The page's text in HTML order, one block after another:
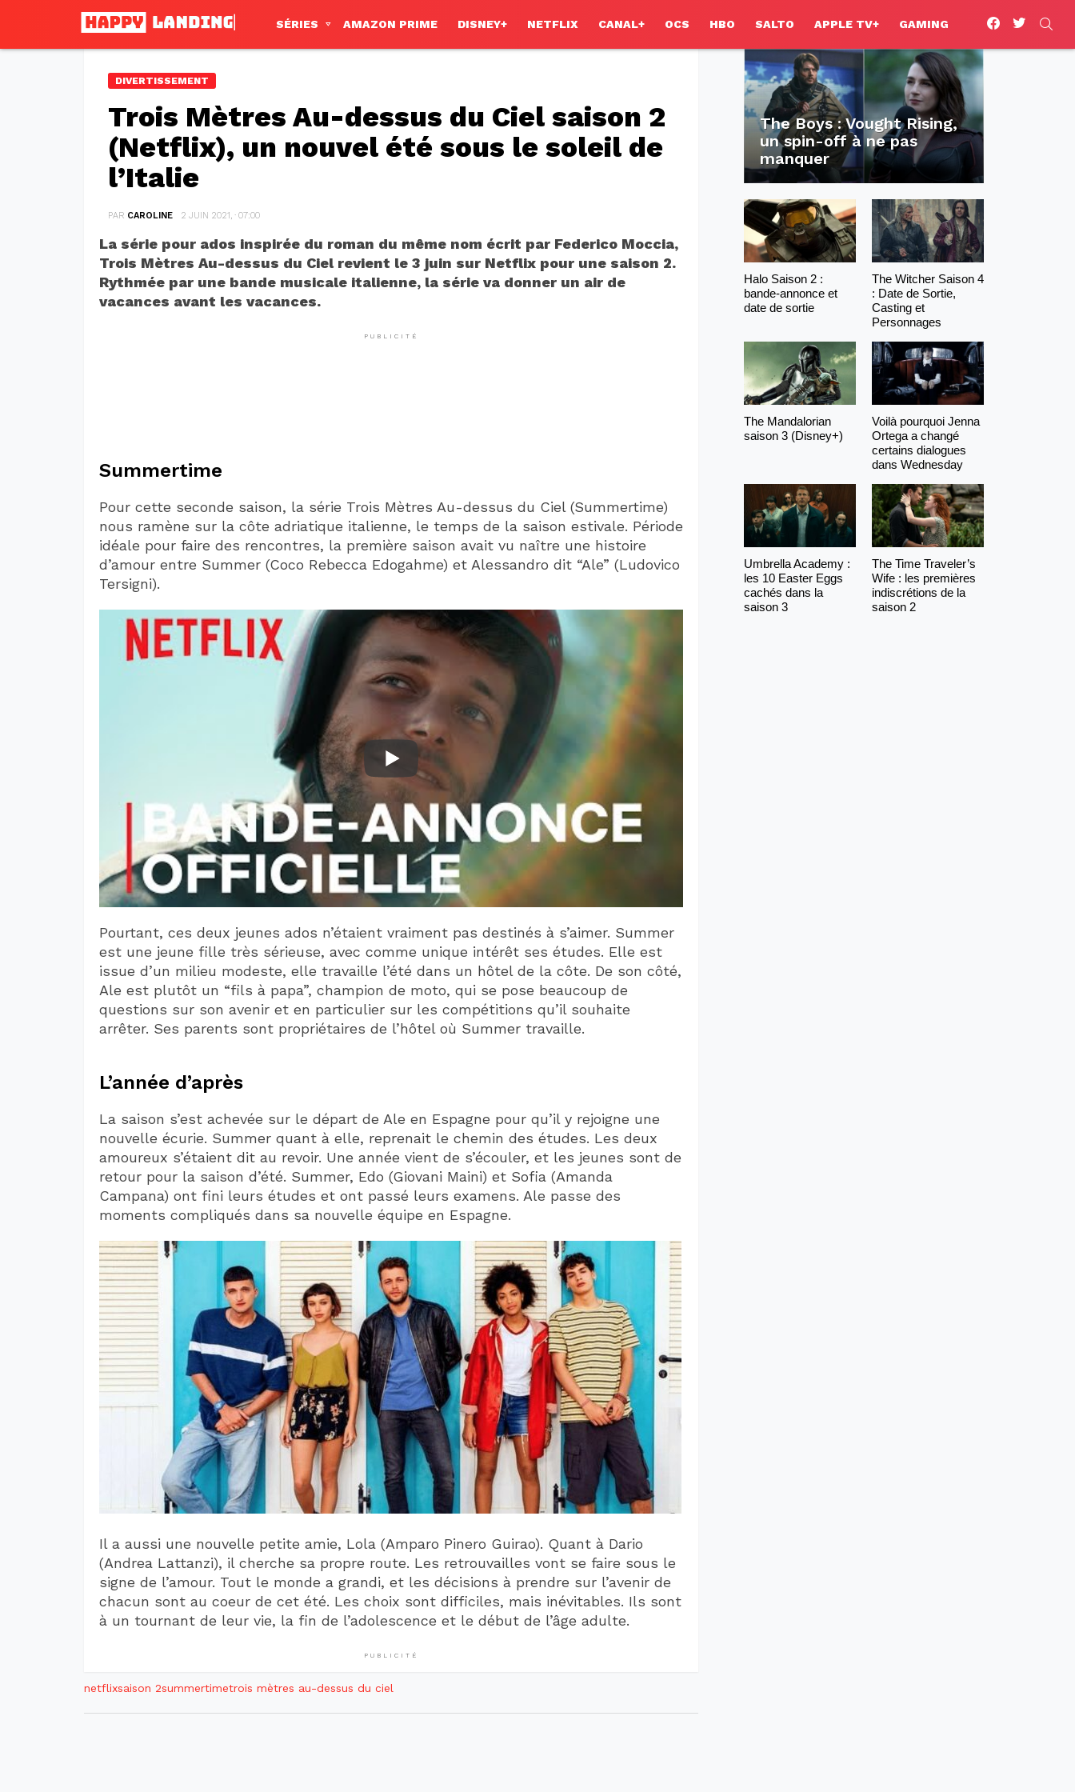
SÉRIES AMAZON PRIME DISNEY+ NETFLIX CANAL+ OCS HBO SALTO APPLE TV+ GAMING
facebooktwitter
DIVERTISSEMENT
Trois Mètres Au-dessus du Ciel saison 2
(Netflix), un nouvel été sous le soleil de
l’Italie
PAR CAROLINE 2 JUIN 2021, · 07:00
La série pour ados inspirée du roman du même nom écrit par Federico Moccia,
Trois Mètres Au-dessus du Ciel revient le 3 juin sur Netflix pour une saison 2.
Rythmée par une bande musicale italienne, la série va donner un air de
vacances avant les vacances.
PUBLICITÉ
Summertime
Pour cette seconde saison, la série Trois Mètres Au-dessus du Ciel (Summertime)
nous ramène sur la côte adriatique italienne, le temps de la saison estivale. Période
idéale pour faire des rencontres, la première saison avait vu naître une histoire
d’amour entre Summer (Coco Rebecca Edogahme) et Alessandro dit “Ale” (Ludovico
Tersigni).
Pourtant, ces deux jeunes ados n’étaient vraiment pas destinés à s’aimer. Summer
est une jeune fille très sérieuse, avec comme unique intérêt ses études. Elle est
issue d’un milieu modeste, elle travaille l’été dans un hôtel de la côte. De son côté,
Ale est plutôt un “fils à papa”, champion de moto, qui se pose beaucoup de
questions sur son avenir et en particulier sur les compétitions qu’il souhaite
arrêter. Ses parents sont propriétaires de l’hôtel où Summer travaille.
L’année d’après
La saison s’est achevée sur le départ de Ale en Espagne pour qu’il y rejoigne une
nouvelle écurie. Summer quant à elle, reprenait le chemin des études. Les deux
amoureux s’étaient dit au revoir. Une année vient de s’écouler, et les jeunes sont de
retour pour la saison d’été. Summer, Edo (Giovani Maini) et Sofia (Amanda
Campana) ont fini leurs études et ont passé leurs examens. Ale passe des
moments compliqués dans sa nouvelle équipe en Espagne.
Il a aussi une nouvelle petite amie, Lola (Amparo Pinero Guirao). Quant à Dario
(Andrea Lattanzi), il cherche sa propre route. Les retrouvailles vont se faire sous le
signe de l’amour. Tout le monde a grandi, et les décisions à prendre sur l’avenir de
chacun sont au coeur de cet été. Les choix sont difficiles, mais inévitables. Ils sont
à un tournant de leur vie, la fin de l’adolescence et le début de l’âge adulte.
PUBLICITÉ
netflixsaison 2summertimetrois mètres au-dessus du ciel
The Boys : Vought Rising,
un spin-off à ne pas
manquer
Halo Saison 2 :
bande-annonce et
date de sortie
The Witcher Saison 4
: Date de Sortie,
Casting et
Personnages
The Mandalorian
saison 3 (Disney+)
Voilà pourquoi Jenna
Ortega a changé
certains dialogues
dans Wednesday
Umbrella Academy :
les 10 Easter Eggs
cachés dans la
saison 3
The Time Traveler’s
Wife : les premières
indiscrétions de la
saison 2